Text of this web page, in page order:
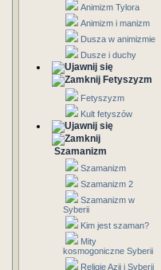
Animizm Tylora
Animizm i manizm
Dusza w animizmie
Dusze i duchy
Fetyszyzm
Fetyszyzm
Kult fetyszów
Szamanizm
Szamanizm
Szamanizm 2
Szamanizm w
Syberii
Kim jest szaman?
Mity
kosmogoniczne Syberii
Religie Azji i Syberii